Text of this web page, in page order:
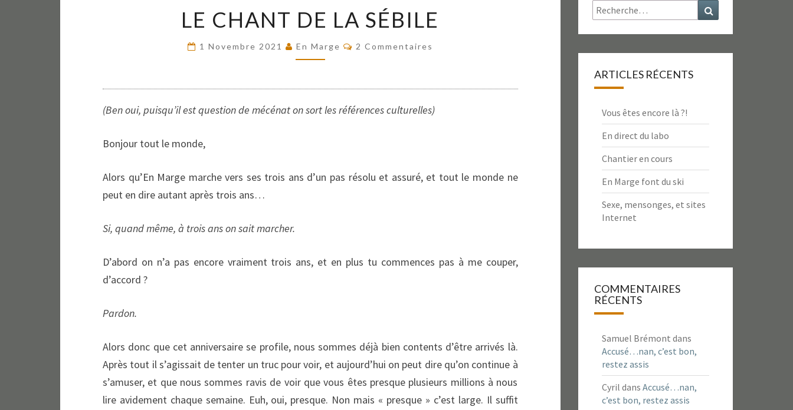
CHANT
LA
SÉBILE
LE CHANT DE LA SÉBILE
1 Novembre 2021 En Marge Commentaires
2 Commentaires
(Ben oui, puisqu’il est question de mécénat on sort les références culturelles)
Bonjour tout le monde,
Alors qu’En Marge marche vers ses trois ans d’un pas résolu et assuré, et tout le monde ne
peut en dire autant après trois ans…
Si, quand même, à trois ans on sait marcher.
D’abord on n’a pas encore vraiment trois ans, et en plus tu commences pas à me couper,
d’accord ?
Pardon.
Alors donc que cet anniversaire se profile, nous sommes déjà bien contents d’être arrivés là.
Après tout il s’agissait de tenter un truc pour voir, et aujourd’hui on peut dire qu’on continue à
s’amuser, et que nous sommes ravis de voir que vous êtes presque plusieurs millions à nous
lire avidement chaque semaine. Euh, oui, presque. Non mais « presque » c’est large. Il suffit
Rechercher :
ARTICLES RÉCENTS
Vous êtes encore là ?!
En direct du labo
Chantier en cours
En Marge font du ski
Sexe, mensonges, et sites
Internet
COMMENTAIRES
RÉCENTS
Samuel Brémont dans
Accusé…nan, c’est bon,
restez assis
Cyril dans Accusé…nan,
c’est bon, restez assis